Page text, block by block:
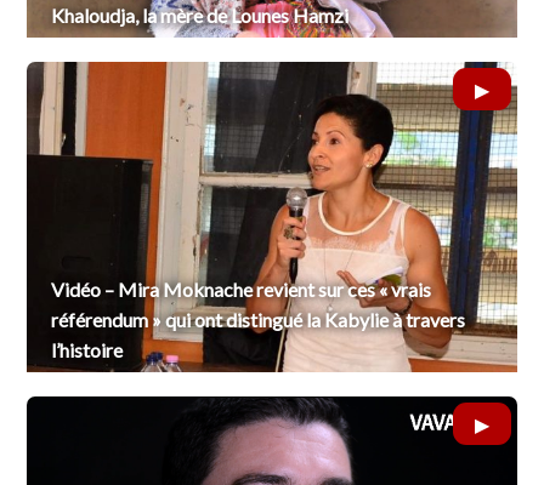
Khaloudja, la mère de Lounes Hamzi
Vidéo – Mira Moknache revient sur ces « vrais
référendum » qui ont distingué la Kabylie à travers
l’histoire